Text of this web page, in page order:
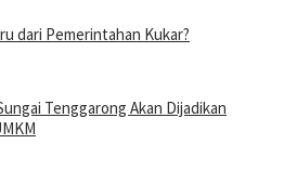
dari Pemerintahan Kukar?
Tenggarong Akan Dijadikan